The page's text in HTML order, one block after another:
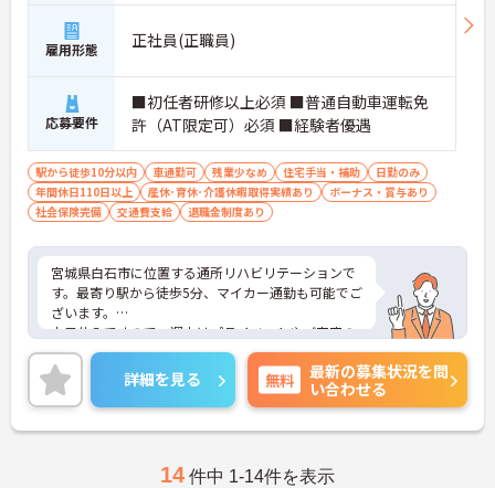
雇用形態 正社員(正職員)
応募要件
■初任者研修以上必須 ■普通自動車運転免
許（AT限定可）必須 ■経験者優遇
駅から徒歩10分以内 車通勤可 残業少なめ 住宅手当・補助
日勤のみ
年間休日110日以上
産休･育休･介護休暇取得実績あり
ボーナス・賞与あり
社会保険完備
交通費支給 退職金制度あり
宮城県白石市に位置する通所リハビリテーションで
す。最寄り駅から徒歩5分、マイカー通勤も可能でご
ざいます。
土日休みですので、週末はプライベートやご家庭の
時間を大切にしていただけます。
昇給や賞与制度があり頑張りが評価されてしっかり
と職員に還元されます。
ご興味のある方には、面接対策ポイントなど、さら
に詳細をお話しいたしますのでお気軽にご相談くだ
詳細を見る 無料
最新の募集状況を問
い合わせる
14 件中 1-14件を表示